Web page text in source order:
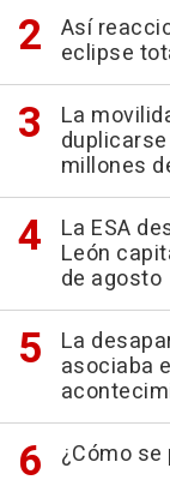
Así
eclipse
La
millones
La ESA
León
de agosto
La
asociaba
¿Cómo